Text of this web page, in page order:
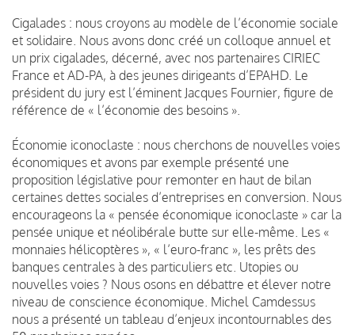
Cigalades : nous croyons au modèle de l’économie sociale
et solidaire. Nous avons donc créé un colloque annuel et
un prix cigalades, décerné, avec nos partenaires CIRIEC
France et AD-PA, à des jeunes dirigeants d’EPAHD. Le
président du jury est l’éminent Jacques Fournier, figure de
référence de « l’économie des besoins ».
Économie iconoclaste : nous cherchons de nouvelles voies
économiques et avons par exemple présenté une
proposition législative pour remonter en haut de bilan
certaines dettes sociales d’entreprises en conversion. Nous
encourageons la « pensée économique iconoclaste » car la
pensée unique et néolibérale butte sur elle-même. Les «
monnaies hélicoptères », « l’euro-franc », les prêts des
banques centrales à des particuliers etc. Utopies ou
nouvelles voies ? Nous osons en débattre et élever notre
niveau de conscience économique. Michel Camdessus
nous a présenté un tableau d’enjeux incontournables des